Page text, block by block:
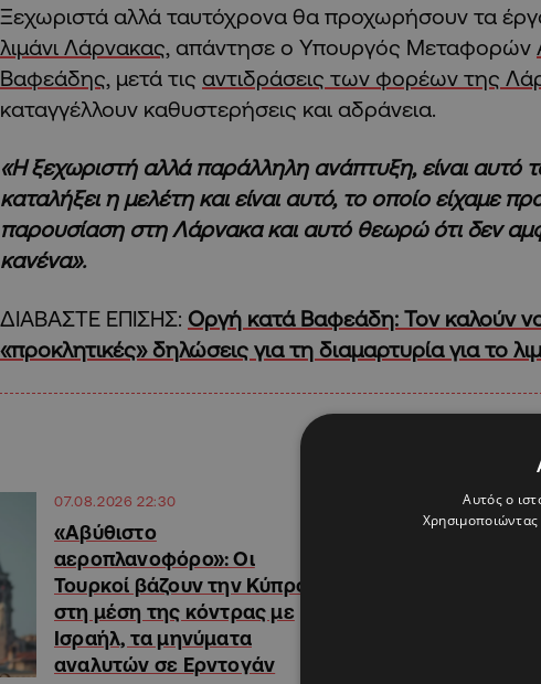
Ξεχωριστά αλλά ταυτόχρονα θα προχωρήσουν τα
λιμάνι Λάρνακας, απάντησε ο Υπουργός Μεταφορών
Βαφεάδης, μετά τις αντιδράσεις των φορέων της
καταγγέλλουν καθυστερήσεις και αδράνεια.
«Η ξεχωριστή αλλά παράλληλη ανάπτυξη, είναι αυτό
καταλήξει η μελέτη και είναι αυτό, το οποίο είχαμε
παρουσίαση στη Λάρνακα και αυτό θεωρώ ότι δεν
κανένα».
ΔΙΑΒΑΣΤΕ ΕΠΙΣΗΣ: Οργή κατά Βαφεάδη: Τον καλούν
«προκλητικές» δηλώσεις για τη διαμαρτυρία για το
07.08.2026 22:30
«Αβύθιστο
αεροπλανοφόρο»: Οι
Τουρκοί βάζουν την Κύπρο
στη μέση της κόντρας με
Ισραήλ, τα μηνύματα
αναλυτών σε Ερντογάν
Αυτός ο